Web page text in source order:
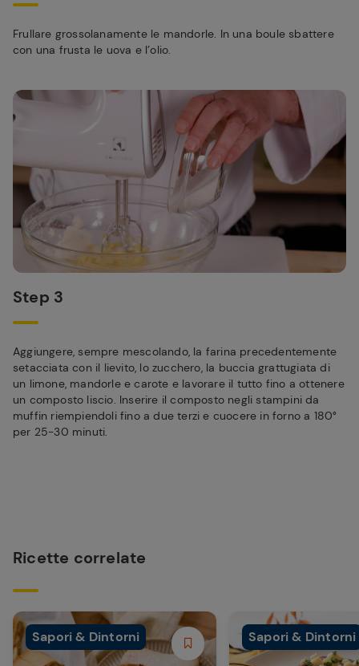
Frullare grossolanamente le mandorle. In una boule sbattere
con una frusta le uova e l’olio.
Step 3
Aggiungere, sempre mescolando, la farina precedentemente
setacciata con il lievito, lo zucchero, la buccia grattugiata di
un limone, mandorle e carote e lavorare il tutto fino a ottenere
un composto liscio. Inserire il composto negli stampini da
muffin riempiendoli fino a due terzi e cuocere in forno a 180°
per 25-30 minuti.
Ricette correlate
Sapori & Dintorni Sapori & Dintorni